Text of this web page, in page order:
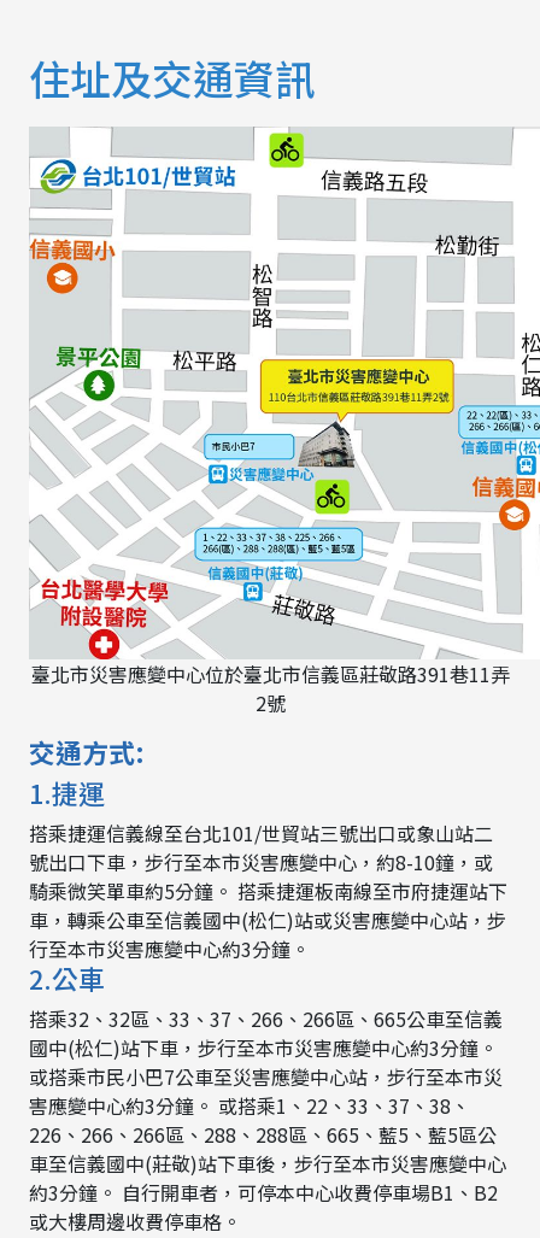
住址及交通資訊
臺北市災害應變中心位於臺北市信義區莊敬路391巷11弄
2號
交通方式:
1.捷運
搭乘捷運信義線至台北101/世貿站三號出口或象山站二
號出口下車，步行至本市災害應變中心，約8-10鐘，或
騎乘微笑單車約5分鐘。 搭乘捷運板南線至市府捷運站下
車，轉乘公車至信義國中(松仁)站或災害應變中心站，步
行至本市災害應變中心約3分鐘。
2.公車
搭乘32、32區、33、37、266、266區、665公車至信義
國中(松仁)站下車，步行至本市災害應變中心約3分鐘。
或搭乘市民小巴7公車至災害應變中心站，步行至本市災
害應變中心約3分鐘。 或搭乘1、22、33、37、38、
226、266、266區、288、288區、665、藍5、藍5區公
車至信義國中(莊敬)站下車後，步行至本市災害應變中心
約3分鐘。 自行開車者，可停本中心收費停車場B1、B2
或大樓周邊收費停車格。